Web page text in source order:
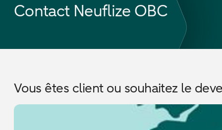
Contact Neuflize OBC
Vous êtes client ou souhaitez le